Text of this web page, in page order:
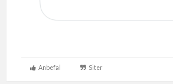
Anbefal Siter